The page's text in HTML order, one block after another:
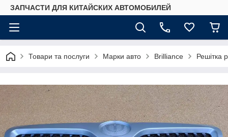
ЗАПЧАСТИ ДЛЯ КИТАЙСКИХ АВТОМОБИЛЕЙ
Товари та послуги Марки авто Brilliance Решітка